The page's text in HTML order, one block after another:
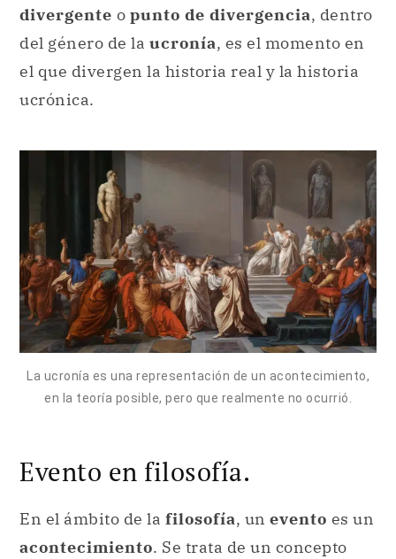
divergente o punto de divergencia, dentro
del género de la ucronía, es el momento en
el que divergen la historia real y la historia
ucrónica.
La ucronía es una representación de un acontecimiento,
en la teoría posible, pero que realmente no ocurrió.
Evento en filosofía.
En el ámbito de la filosofía, un evento es un
acontecimiento. Se trata de un concepto